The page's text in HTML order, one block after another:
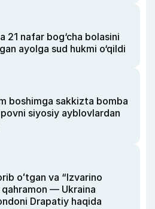
21 nafar bog‘cha bolasini
ayolga sud hukmi o‘qildi
boshimga sakkizta bomba
siyosiy ayblovlardan
oʻtgan va “Izvarino
— Ukraina
Drapatiy haqida